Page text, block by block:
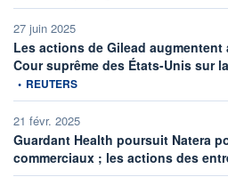
27 juin 2025
Les actions de Gilead
Cour suprême des États-Unis sur
• REUTERS
21 févr. 2025
Guardant Health poursuit Natera
commerciaux ; les actions des